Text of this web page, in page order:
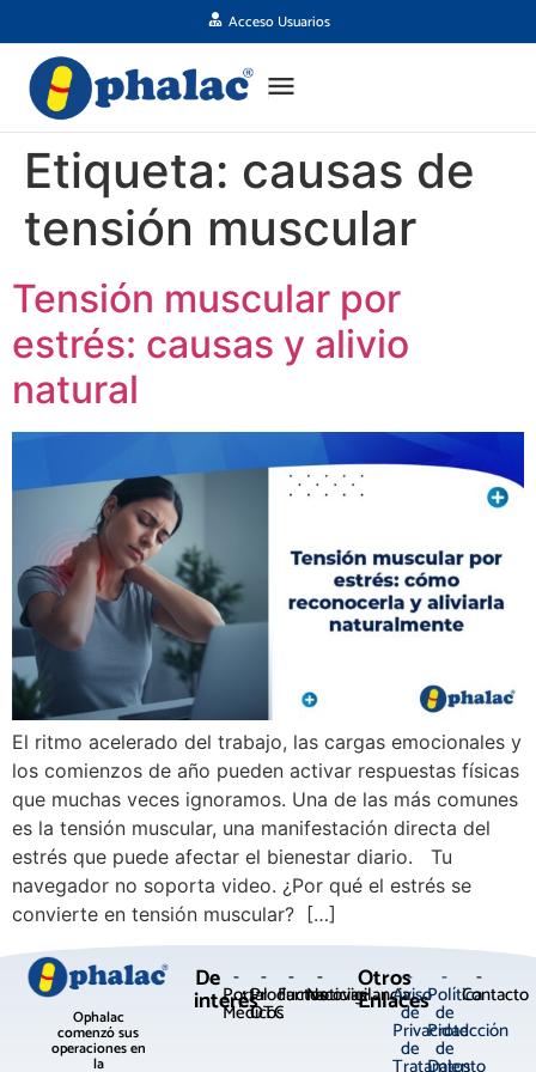
Acceso Usuarios
Etiqueta: causas de
tensión muscular
Tensión muscular por
estrés: causas y alivio
natural
El ritmo acelerado del trabajo, las cargas emocionales y
los comienzos de año pueden activar respuestas físicas
que muchas veces ignoramos. Una de las más comunes
es la tensión muscular, una manifestación directa del
estrés que puede afectar el bienestar diario. Tu
navegador no soporta video. ¿Por qué el estrés se
convierte en tensión muscular? […]
Ophalac
comenzó sus
operaciones en
la
De
interés
-
Portal
Médicos
-
Productos
OTC
-
Farmacovigilancia
-
NoticiasOtros
Enlaces
-
Aviso
de
Privacidad
de
-
Política
de
Protección
de
-
Contacto